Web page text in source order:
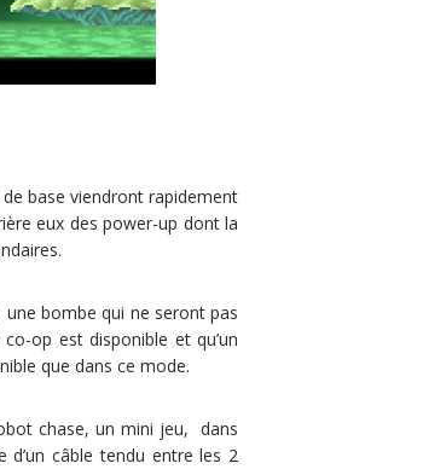
base viendront rapidement
eux des power-up dont la
bombe qui ne seront pas
op est disponible et qu’un
que dans ce mode.
chase, un mini jeu, dans
d’un câble tendu entre les 2